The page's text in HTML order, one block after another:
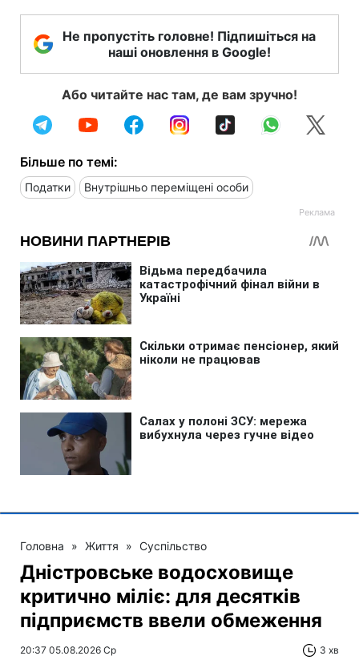
Не пропустіть головне! Підпишіться на
наші оновлення в Google!
Або читайте нас там, де вам зручно!
Більше по темі:
Податки Внутрішньо переміщені особи
Головна » Життя » Суспільство
Дністровське водосховище
критично міліє: для десятків
підприємств ввели обмеження
20:37 05.08.2026 Ср 3 хв